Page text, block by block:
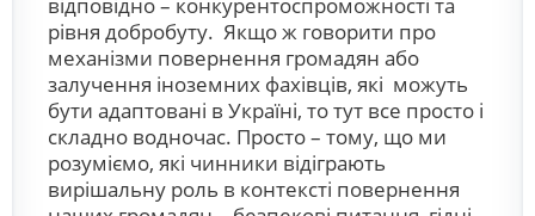
рівня добробуту. Якщо ж говорити про
механізми повернення громадян або
залучення іноземних фахівців, які можуть
бути адаптовані в Україні, то тут все просто і
складно водночас. Просто – тому, що ми
розуміємо, які чинники відіграють
вирішальну роль в контексті повернення